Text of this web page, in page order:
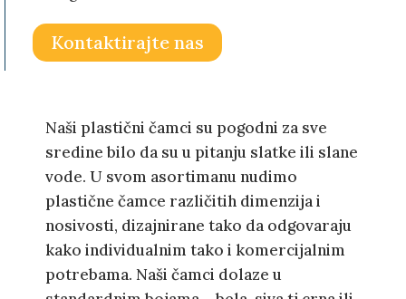
Kontaktirajte nas
Naši plastični čamci su pogodni za sve
sredine bilo da su u pitanju slatke ili slane
vode. U svom asortimanu nudimo
plastične čamce različitih dimenzija i
nosivosti, dizajnirane tako da odgovaraju
kako individualnim tako i komercijalnim
potrebama. Naši čamci dolaze u